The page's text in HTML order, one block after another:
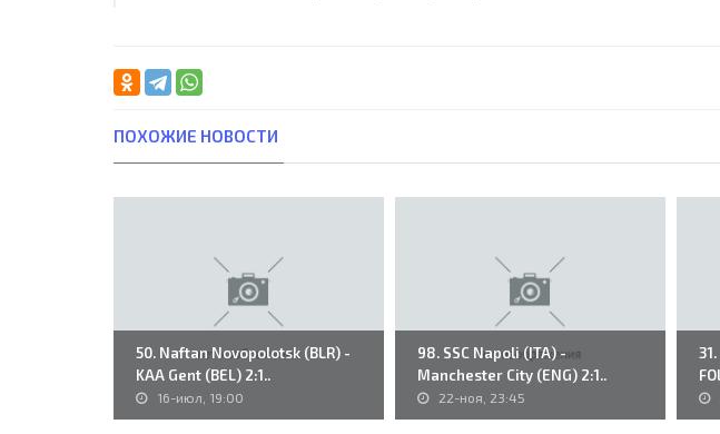
ПОХОЖИЕ НОВОСТИ
50. Naftan Novopolotsk (BLR) -
KAA Gent (BEL) 2:1..
16-июл, 19:00
98. SSC Napoli (ITA) -
Manchester City (ENG) 2:1..
22-ноя, 23:45